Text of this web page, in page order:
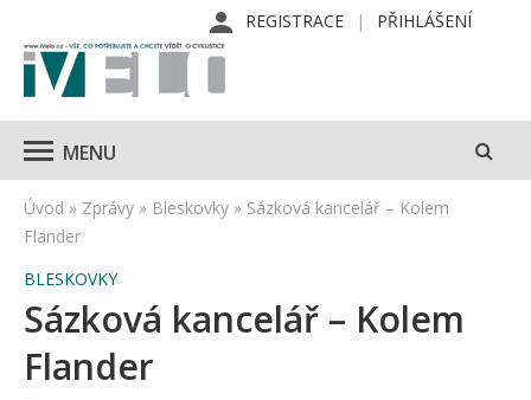
REGISTRACE PŘIHLÁŠENÍ
MENU
Úvod » Zprávy » Bleskovky » Sázková kancelář – Kolem
Flander
BLESKOVKY
Sázková kancelář – Kolem
Flander